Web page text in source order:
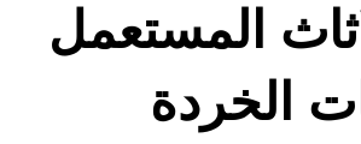
المستعمل
الخردة